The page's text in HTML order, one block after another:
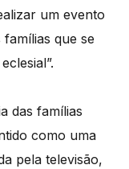
um evento
que se
das famílias
como uma
pela televisão,